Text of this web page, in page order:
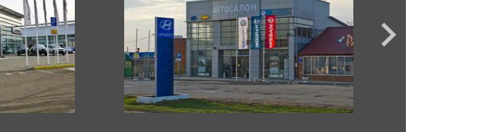
Sandero
Logan
Pagani